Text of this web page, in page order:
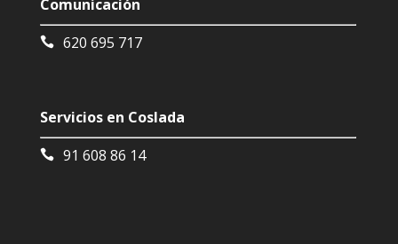
Comunicación
620 695 717
Servicios en Coslada
91 608 86 14